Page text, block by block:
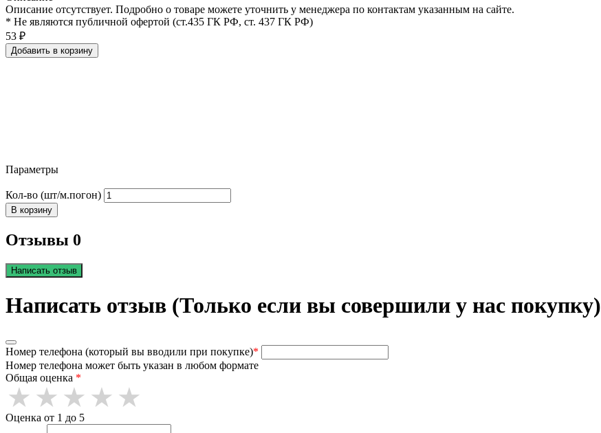
Описание отсутствует. Подробно о товаре можете уточнить у менеджера по контактам указанным на сайте.
* Не являются публичной офертой (ст.435 ГК РФ, cт. 437 ГК РФ)
53 ₽
Добавить в корзину
Параметры
Кол-во (шт/м.погон)
В корзину
Отзывы 0
Написать отзыв
Написать отзыв (Только если вы совершили у нас покупку)
Номер телефона (который вы вводили при покупке)*
Номер телефона может быть указан в любом формате
Общая оценка *
Оценка от 1 до 5